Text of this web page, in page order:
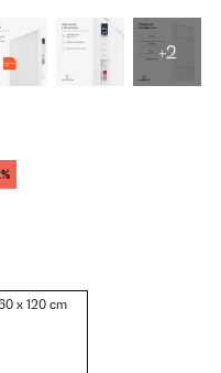
+2
x 120 cm